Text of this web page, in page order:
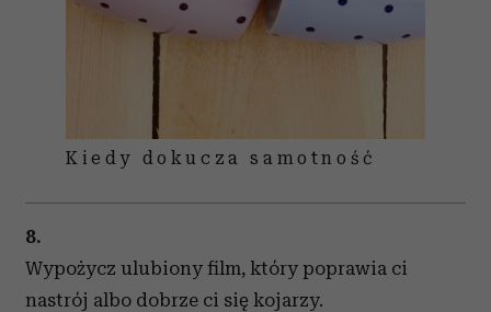
Kiedy dokucza samotność
8.
Wypożycz ulubiony film, który poprawia ci
nastrój albo dobrze ci się kojarzy.